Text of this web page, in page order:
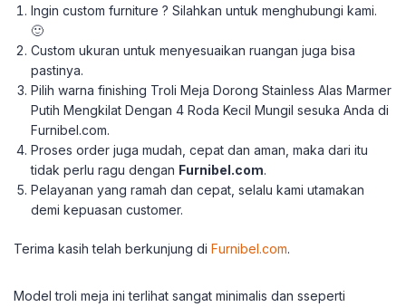
Ingin custom furniture ? Silahkan untuk menghubungi kami.
🙂
Custom ukuran untuk menyesuaikan ruangan juga bisa
pastinya.
Pilih warna finishing Troli Meja Dorong Stainless Alas Marmer
Putih Mengkilat Dengan 4 Roda Kecil Mungil sesuka Anda di
Furnibel.com.
Proses order juga mudah, cepat dan aman, maka dari itu
tidak perlu ragu dengan Furnibel.com.
Pelayanan yang ramah dan cepat, selalu kami utamakan
demi kepuasan customer.
Terima kasih telah berkunjung di Furnibel.com.
Model troli meja ini terlihat sangat minimalis dan sseperti